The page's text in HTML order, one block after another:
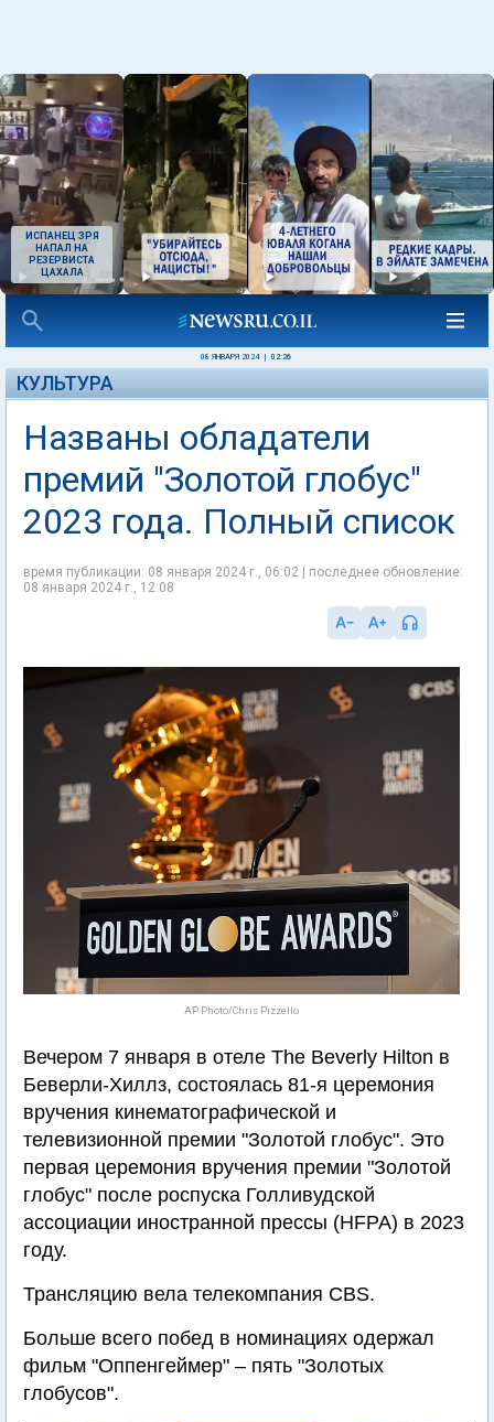
ИСПАНЕЦ ЗРЯ
НАПАЛ НА
РЕЗЕРВИСТА
ЦАХАЛА
08 ЯНВАРЯ 2024 02:26
КУЛЬТУРА
Названы обладатели
премий "Золотой глобус"
2023 года. Полный список
время публикации: 08 января 2024 г., 06:02 | последнее обновление:
08 января 2024 г., 12:08
AP Photo/Chris Pizzello
Вечером 7 января в отеле The Beverly Hilton в
Беверли-Хиллз, состоялась 81-я церемония
вручения кинематографической и
телевизионной премии "Золотой глобус". Это
первая церемония вручения премии "Золотой
глобус" после роспуска Голливудской
ассоциации иностранной прессы (HFPA) в 2023
году.
Трансляцию вела телекомпания CBS.
Больше всего побед в номинациях одержал
фильм "Оппенгеймер" – пять "Золотых
глобусов".